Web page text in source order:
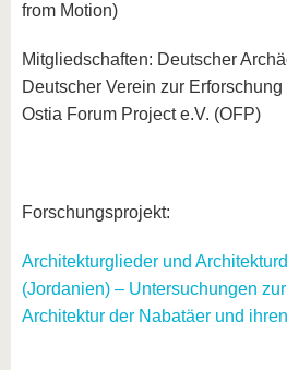
from Motion)
Mitgliedschaften: Deutscher
Deutscher Verein zur
Ostia Forum Project e.V. (OFP)
Forschungsprojekt:
Architekturglieder und
(Jordanien) – Untersuchungen
Architektur der Nabatäer und